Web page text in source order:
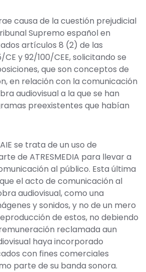
causa de la cuestión prejudicial
Supremo español en
artículos 8 (2) de las
CE y 92/100/CEE, solicitando se
que son conceptos de
en relación con la comunicación
audiovisual a la que se han
preexistentes que habían
se trata de un uso de
de ATRESMEDIA para llevar a
al público. Esta última
el acto de comunicación al
audiovisual, como una
y sonidos, y no de un mero
de estos, no debiendo
reclamada aun
haya incorporado
con fines comerciales
parte de su banda sonora.